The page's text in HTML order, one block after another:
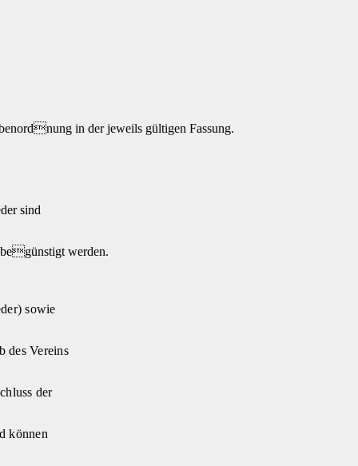
in der jeweils gültigen Fassung.
sind
begünstigt werden.
sowie
des Vereins
der
können